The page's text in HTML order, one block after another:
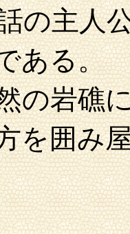
の主人
ある。
の岩礁
を囲み